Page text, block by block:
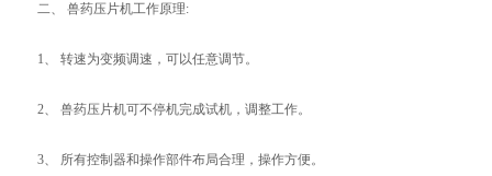
二、 兽药压片机工作原理:
1、 转速为变频调速，可以任意调节。
2、 兽药压片机可不停机完成试机，调整工作。
3、 所有控制器和操作部件布局合理，操作方便。